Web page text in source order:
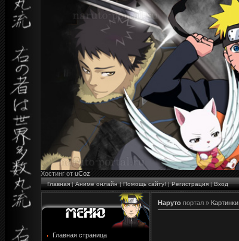
Хостинг от uCoz
Главная|Аниме онлайн|Помощь сайту!|Регистрация|Вход
Главная страница
Наруто портал » Картинки